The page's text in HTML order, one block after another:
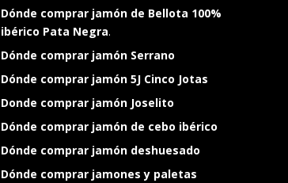
Dónde comprar jamón de Bellota 100%
ibérico Pata Negra.
Dónde comprar jamón Serrano
Dónde comprar jamón 5J Cinco Jotas
Donde comprar jamón Joselito
Dónde comprar jamón de cebo ibérico
Dónde comprar jamón deshuesado
Dónde comprar jamones y paletas